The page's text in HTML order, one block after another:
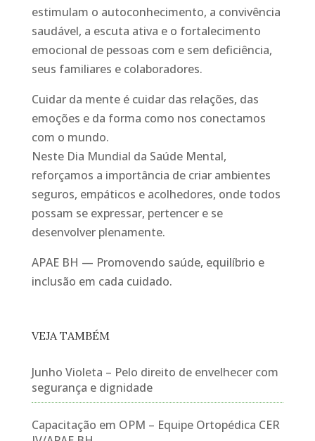
estimulam o autoconhecimento, a convivência
saudável, a escuta ativa e o fortalecimento
emocional de pessoas com e sem deficiência,
seus familiares e colaboradores.
Cuidar da mente é cuidar das relações, das
emoções e da forma como nos conectamos
com o mundo.
Neste Dia Mundial da Saúde Mental,
reforçamos a importância de criar ambientes
seguros, empáticos e acolhedores, onde todos
possam se expressar, pertencer e se
desenvolver plenamente.
APAE BH — Promovendo saúde, equilíbrio e
inclusão em cada cuidado.
VEJA TAMBÉM
Junho Violeta – Pelo direito de envelhecer com
segurança e dignidade
Capacitação em OPM – Equipe Ortopédica CER